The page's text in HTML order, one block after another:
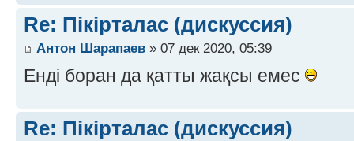
Re: Пікірталас (дискуссия)
Антон Шарапаев » 07 дек 2020, 05:39
Енді боран да қатты жақсы емес
Re: Пікірталас (дискуссия)